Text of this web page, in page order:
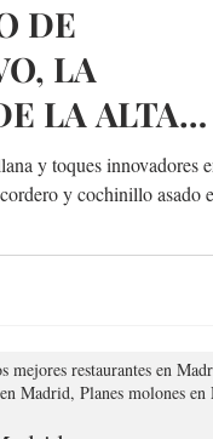
DE
LA
LA ALTA
y toques innovadores
y cochinillo asado
mejores restaurantes en
Madrid, Planes molones